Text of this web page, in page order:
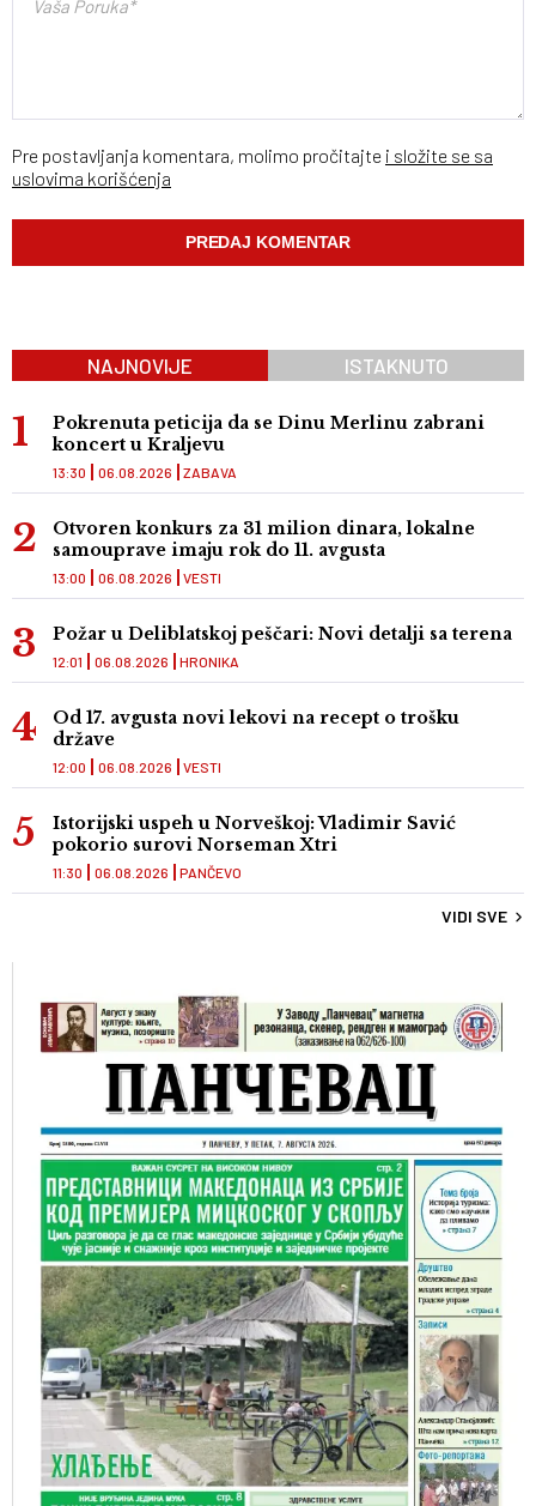
Pre postavljanja komentara, molimo pročitajte i složite se sa
uslovima korišćenja
NAJNOVIJE ISTAKNUTO
Pokrenuta peticija da se Dinu Merlinu zabrani
koncert u Kraljevu
ZABAVA
13:30 06.08.2026
Otvoren konkurs za 31 milion dinara, lokalne
samouprave imaju rok do 11. avgusta
VESTI
13:00 06.08.2026
Požar u Deliblatskoj peščari: Novi detalji sa terena
HRONIKA
12:01 06.08.2026
Od 17. avgusta novi lekovi na recept o trošku
države
VESTI
12:00 06.08.2026
Istorijski uspeh u Norveškoj: Vladimir Savić
pokorio surovi Norseman Xtri
PANČEVO
11:30 06.08.2026
VIDI SVE